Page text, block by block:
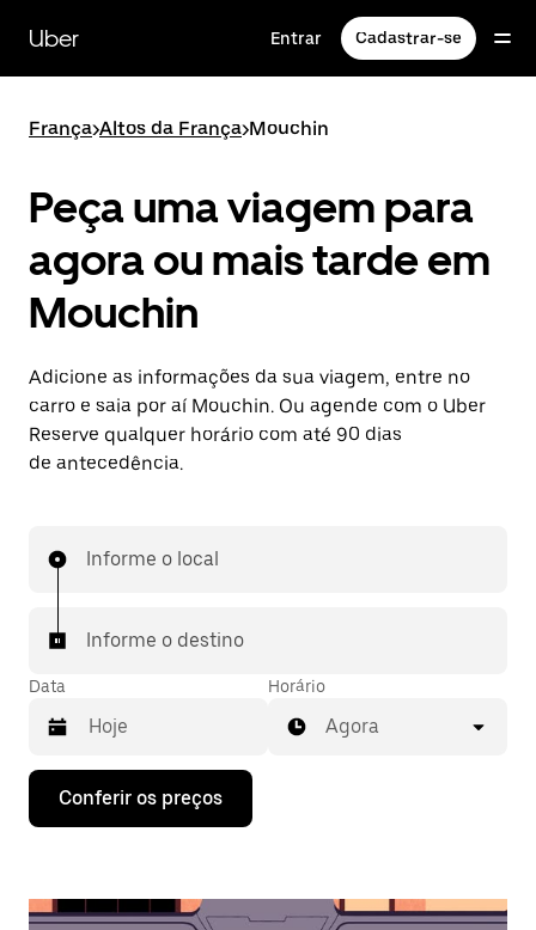
para
conteúdo
Uber Entrar Cadastrar-se
França>Altos da França>Mouchin
Peça uma viagem para
agora ou mais tarde em
Mouchin
Adicione as informações da sua viagem, entre no
carro e saia por aí Mouchin. Ou agende com o Uber
Reserve qualquer horário com até 90 dias
de antecedência.
Informe o local
Informe o destino
Data
Pressione
seta
interagir
Horário
Agora
Conferir os preços